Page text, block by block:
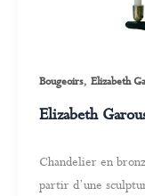
Bougeoirs, Elizabeth
Elizabeth
Chandelier en
partir d’une